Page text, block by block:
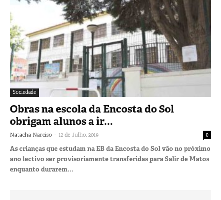
Sociedade
Obras na escola da Encosta do Sol
obrigam alunos a ir...
Natacha Narciso - 12 de Julho, 2019 0
As crianças que estudam na EB da Encosta do Sol vão no próximo
ano lectivo ser provisoriamente transferidas para Salir de Matos
enquanto durarem...